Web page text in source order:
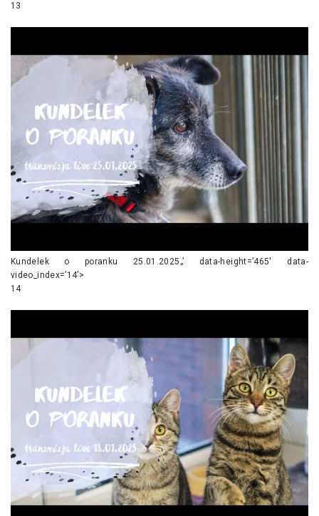
13
Kundelek o poranku 25.01.2025„’ data-height=’465′ data-
video_index=’14’>
14